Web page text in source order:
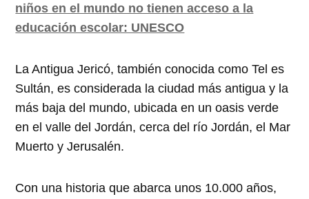
niños en el mundo no tienen acceso a la
educación escolar: UNESCO
La Antigua Jericó, también conocida como Tel es
Sultán, es considerada la ciudad más antigua y la
más baja del mundo, ubicada en un oasis verde
en el valle del Jordán, cerca del río Jordán, el Mar
Muerto y Jerusalén.
Con una historia que abarca unos 10.000 años,